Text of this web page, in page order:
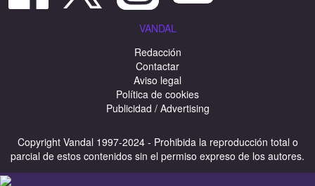
VANDAL
Redacción
Contactar
Aviso legal
Política de cookies
Publicidad / Advertising
Copyright Vandal 1997-2024 - Prohibida la reproducción total o
parcial de estos contenidos sin el permiso expreso de los autores.